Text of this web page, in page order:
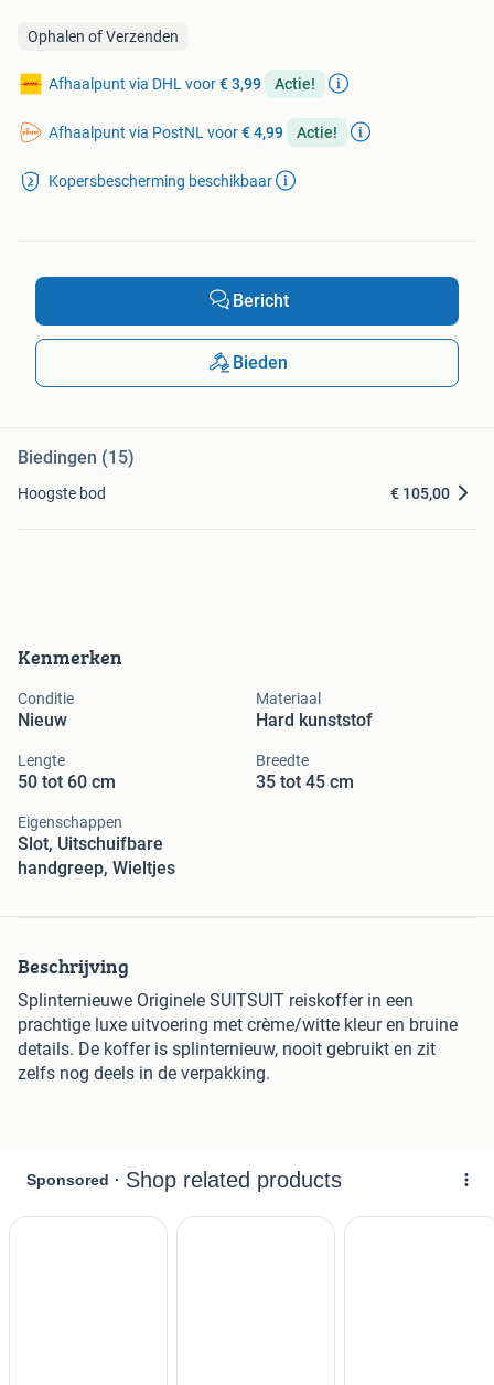
Kenmerken
Conditie
Nieuw
Materiaal
Hard kunststof
Lengte
50 tot 60 cm
Breedte
35 tot 45 cm
Eigenschappen
Slot, Uitschuifbare
handgreep, Wieltjes
Beschrijving
Splinternieuwe Originele SUITSUIT reiskoffer in een
prachtige luxe uitvoering met crème/witte kleur en bruine
details. De koffer is splinternieuw, nooit gebruikt en zit
zelfs nog deels in de verpakking.
Ophalen of Verzenden
Afhaalpunt via DHL voor€ 3,99 Actie!
Afhaalpunt via PostNL voor€ 4,99 Actie!
Kopersbescherming beschikbaar
Bericht
Bieden
Biedingen (15)
Hoogste bod € 105,00